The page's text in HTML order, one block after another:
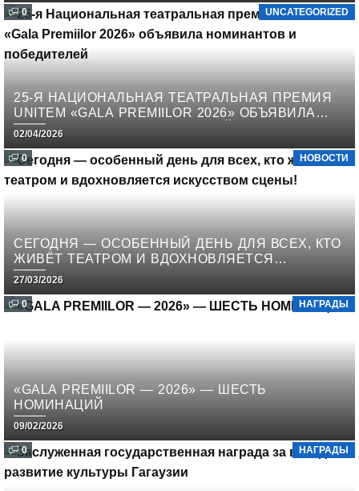
0 UNCATEGORIZED
25-Я НАЦИОНАЛЬНАЯ ТЕАТРАЛЬНАЯ ПРЕМИЯ
UNITEM «GALA PREMIILOR 2026» ОБЪЯВИЛА
НОМИНАНТОВ И ПОБЕДИТЕЛЕЙ
02/04/2026
0 НОВОСТИ
СЕГОДНЯ — ОСОБЕННЫЙ ДЕНЬ ДЛЯ ВСЕХ, КТО
ЖИВЁТ ТЕАТРОМ И ВДОХНОВЛЯЕТСЯ
ИСКУССТВОМ СЦЕНЫ!
27/03/2026
0 НАГРАДЫ
«GALA PREMIILOR — 2026» — ШЕСТЬ
НОМИНАЦИЙ
09/02/2026
0 НАГРАДЫ